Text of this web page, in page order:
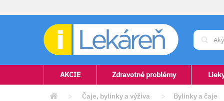
AKCIE Zdravotné problémy
> Čaje, bylinky a výživa > Bylinky a čaje